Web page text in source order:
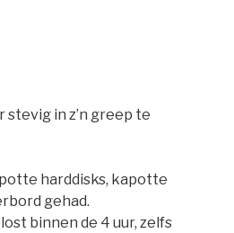
in z’n greep te
harddisks, kapotte
gehad.
binnen de 4 uur, zelfs